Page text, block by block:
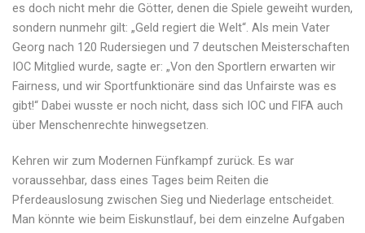
es doch nicht mehr die Götter, denen die Spiele geweiht wurden,
sondern nunmehr gilt: „Geld regiert die Welt“. Als mein Vater
Georg nach 120 Rudersiegen und 7 deutschen Meisterschaften
IOC Mitglied wurde, sagte er: „Von den Sportlern erwarten wir
Fairness, und wir Sportfunktionäre sind das Unfairste was es
gibt!“ Dabei wusste er noch nicht, dass sich IOC und FIFA auch
über Menschenrechte hinwegsetzen.
Kehren wir zum Modernen Fünfkampf zurück. Es war
voraussehbar, dass eines Tages beim Reiten die
Pferdeauslosung zwischen Sieg und Niederlage entscheidet.
Man könnte wie beim Eiskunstlauf, bei dem einzelne Aufgaben